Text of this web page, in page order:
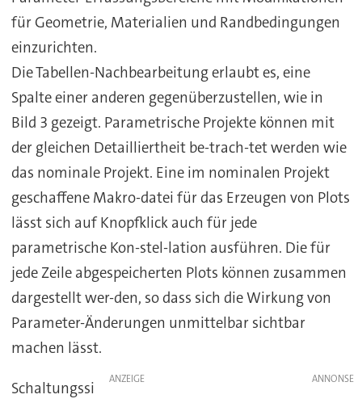
für Geometrie, Materialien und Randbedingungen
einzurichten.
Die Tabellen-Nachbearbeitung erlaubt es, eine
Spalte einer anderen gegenüberzustellen, wie in
Bild 3 gezeigt. Parametrische Projekte können mit
der gleichen Detailliertheit be-trach-tet werden wie
das nominale Projekt. Eine im nominalen Projekt
geschaffene Makro-datei für das Erzeugen von Plots
lässt sich auf Knopfklick auch für jede
parametrische Kon-stel-lation ausführen. Die für
jede Zeile abgespeicherten Plots können zusammen
dargestellt wer-den, so dass sich die Wirkung von
Parameter-Änderungen unmittelbar sichtbar
machen lässt.
ANZEIGE
Schaltungssi